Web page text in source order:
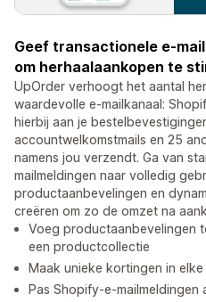
Geef transactionele e-
om herhaalaankopen te
UpOrder verhoogt het aantal
waardevolle e-mailkanaal:
hierbij aan je
accountwelkomstmails en 25
namens jou verzendt. Ga van
mailmeldingen naar volledig
productaanbevelingen en
creëren om zo de omzet na
Voeg productaanbevelingen
een productcollectie
Maak unieke kortingen in
Pas Shopify-e-mailmeldingen